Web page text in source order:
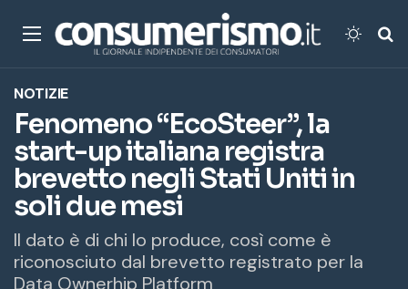
Menu
NOTIZIE
Fenomeno “EcoSteer”, la
start-up italiana registra
brevetto negli Stati Uniti in
soli due mesi
Il dato è di chi lo produce, così come è
riconosciuto dal brevetto registrato per la
Data Ownerhip Platform